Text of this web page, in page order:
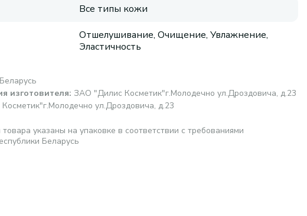
Все типы кожи
Отшелушивание, Очищение, Увлажнение,
Эластичность
Беларусь
изготовителя: ЗАО "Дилис Косметик"г.Молодечно ул.Дроздовича, д.23
ул.Дроздовича, д.23
указаны на упаковке в соответствии с требованиями
Беларусь